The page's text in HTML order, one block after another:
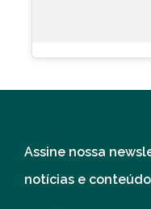
Assine nossa
notícias e